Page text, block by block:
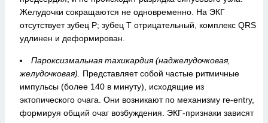
Желудочки сокращаются не одновременно. На ЭКГ
отсутствует зубец Р; зубец Т отрицательный, комплекс QRS
удлинен и деформирован.
Пароксизмальная тахикардия (наджелудочковая,
желудочковая).
Представляет собой частые ритмичные
импульсы (более 140 в минуту), исходящие из
эктопического очага. Они возникают по механизму re-entry,
формируя общий очаг возбуждения. ЭКГ-признаки зависят